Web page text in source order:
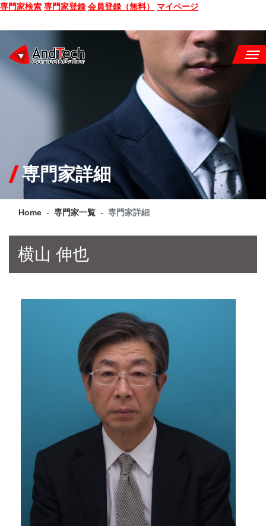
専門家検索 専門家登録 会員登録（無料） マイページ
CONSULTING
SERVICE
COMPANY
Q&A
専門家詳細
Home 専門家一覧 専門家詳細
横山 伸也